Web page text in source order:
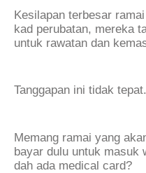
Kesilapan terbesar
kad perubatan, mereka
untuk rawatan dan
Tanggapan ini tidak
Memang ramai yang
bayar dulu untuk masuk
dah ada medical card?